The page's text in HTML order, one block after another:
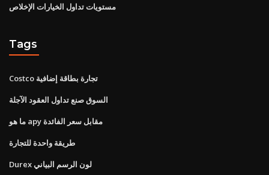
مستويات تداول الخيارات الإخلاص
Tags
Costco تجارة بطاقة إضافية
السوق صنع تداول العقود الآجلة
ما هو apy مقابل سعر الفائدة
طريقة واحدة للتجارة
Durex لون الرسم البياني